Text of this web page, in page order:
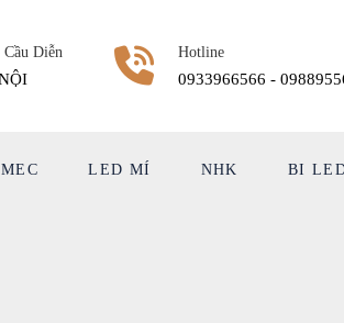
Diễn Hotline
0933966566 -
LED MÍ NHK BI